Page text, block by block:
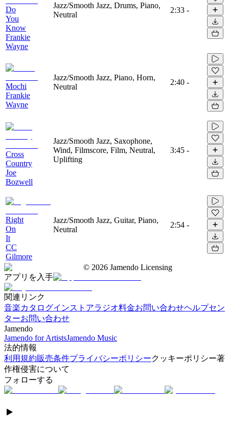
Do
You
Know
Frankie
Wayne
Jazz/Smooth Jazz, Drums, Piano,
Neutral
2:33 -
Mochi
Frankie
Wayne
Jazz/Smooth Jazz, Piano, Horn,
Neutral
2:40 -
Cross
Country
Joe
Bozwell
Jazz/Smooth Jazz, Saxophone,
Wind, Filmscore, Film, Neutral,
Uplifting
3:45 -
Right
On
It
CC
Gilmore
Jazz/Smooth Jazz, Guitar, Piano,
Neutral
2:54 -
© 2026 Jamendo Licensing
アプリを入手
関連リンク
音楽カタログインストアラジオ料金お問い合わせヘルプセン
ターお問い合わせ
Jamendo
Jamendo for ArtistsJamendo Music
法的情報
利用規約販売条件プライバシーポリシークッキーポリシー著
作権侵害について
フォローする